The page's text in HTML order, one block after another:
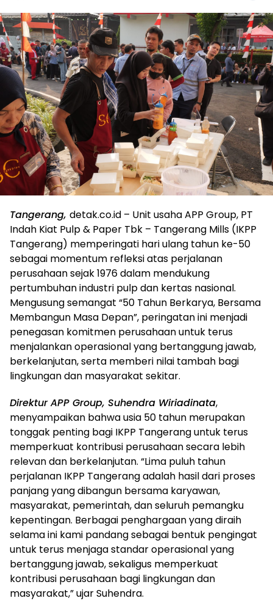
Tangerang, detak.co.id – Unit usaha APP Group, PT
Indah Kiat Pulp & Paper Tbk – Tangerang Mills (IKPP
Tangerang) memperingati hari ulang tahun ke-50
sebagai momentum refleksi atas perjalanan
perusahaan sejak 1976 dalam mendukung
pertumbuhan industri pulp dan kertas nasional.
Mengusung semangat “50 Tahun Berkarya, Bersama
Membangun Masa Depan”, peringatan ini menjadi
penegasan komitmen perusahaan untuk terus
menjalankan operasional yang bertanggung jawab,
berkelanjutan, serta memberi nilai tambah bagi
lingkungan dan masyarakat sekitar.
Direktur APP Group, Suhendra Wiriadinata,
menyampaikan bahwa usia 50 tahun merupakan
tonggak penting bagi IKPP Tangerang untuk terus
memperkuat kontribusi perusahaan secara lebih
relevan dan berkelanjutan. “Lima puluh tahun
perjalanan IKPP Tangerang adalah hasil dari proses
panjang yang dibangun bersama karyawan,
masyarakat, pemerintah, dan seluruh pemangku
kepentingan. Berbagai penghargaan yang diraih
selama ini kami pandang sebagai bentuk pengingat
untuk terus menjaga standar operasional yang
bertanggung jawab, sekaligus memperkuat
kontribusi perusahaan bagi lingkungan dan
masyarakat,” ujar Suhendra.